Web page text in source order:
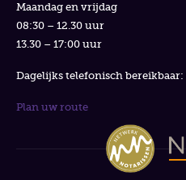
Maandag en vrijdag
08:30 – 12.30 uur
13.30 – 17:00 uur
Dagelijks telefonisch bereikbaar:
Plan uw route